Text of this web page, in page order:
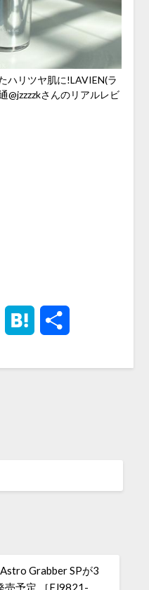
ハリツヤ肌に!LAVIEN(ラ
@jzzzzkさんのリアルレビ
Pinterest Hatena
Grabber SPが3
売予定 ［FJ9821-